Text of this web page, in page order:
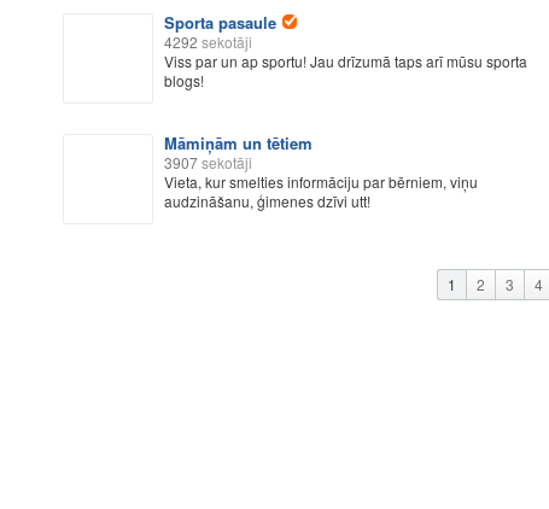
Sporta pasaule
4292 sekotāji
Viss par un ap sportu! Jau drīzumā taps arī mūsu sporta
blogs!
Māmiņām un tētiem
3907sekotāji
Vieta, kur smelties informāciju par bērniem, viņu
audzināšanu, ģimenes dzīvi utt!
1 2 3 4